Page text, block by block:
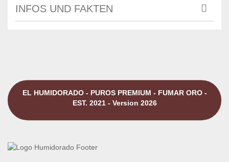
INFOS UND FAKTEN
EL HUMIDORADO - PUROS PREMIUM - FUMAR ORO -
EST. 2021 - Version 2026